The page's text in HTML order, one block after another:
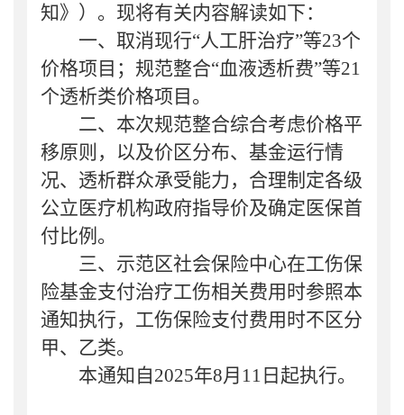
知》）。现将有关内容解读如下：
一、 取消现行“人工肝治疗”等23个
价格项目；规范整合“血液透析费”等21
个透析类价格项目 。
二、 本次规范整合综合考虑价格平
移原则，以及价区分布、基金运行情
况、透析群众承受能力，合理制定各级
公立医疗机构政府指导价及确定医保首
付比例 。
三、 示范区社会保险中心在工伤保
险基金支付治疗工伤相关费用时参照本
通知执行，工伤保险支付费用时不区分
甲、乙类。
本通知自2025年8月11日起执行。